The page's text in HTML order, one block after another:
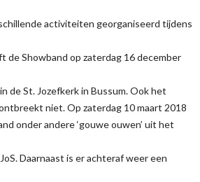
activiteiten georganiseerd tijdens
de Showband op zaterdag 16 december
de St. Jozefkerk in Bussum. Ook het
niet. Op zaterdag 10 maart 2018
onder andere ‘gouwe ouwen’ uit het
Daarnaast is er achteraf weer een